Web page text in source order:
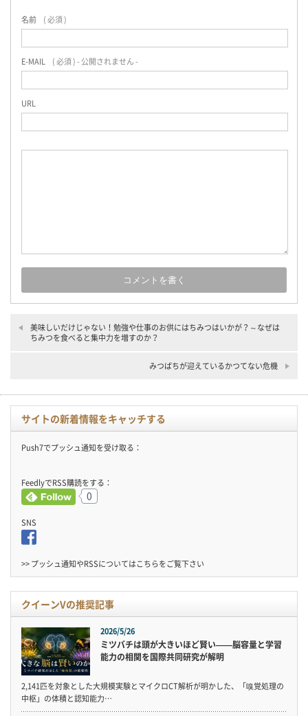
名前 ( 必須 )
E-MAIL ( 必須 ) - 公開されません -
URL
美味しいだけじゃない！勉強や仕事のお供にはちみつはいかが？～なぜは
ちみつを食べると集中力を増すのか？
みつばちが迎えているかつてない危機
サイトの新着情報をキャッチする
Push7でプッシュ通知を受け取る：
FeedlyでRSS購読をする：
0
SNS
>> プッシュ通知やRSSについてはこちらをご覧下さい
クイーンVの推奨記事
2026/5/26
ミツバチは頭が大きいほど賢い——脳容量と学習
能力の相関を国際共同研究が解明
2,141匹を対象とした大規模実験とマイクロCT解析が明かした、「嗅覚処理の
中枢」の体積と認知能力…